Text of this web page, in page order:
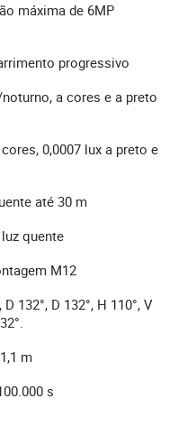
máxima de 6MP
progressivo
a cores e a preto
0,0007 lux a preto e
até 30 m
quente
M12
132°, D 132°, H 110°, V
m
s